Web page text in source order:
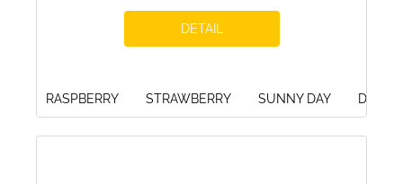
DETAIL
RASPBERRY STRAWBERRY SUNNY DAY DEEP